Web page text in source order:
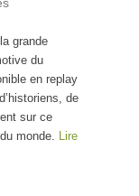
progrès : Une
histoire des
chemins de fer
grande
du
en replay
de
sur ce
monde.
Lire